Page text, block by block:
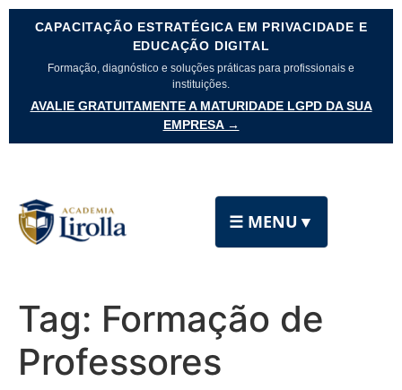
CAPACITAÇÃO ESTRATÉGICA EM PRIVACIDADE E
EDUCAÇÃO DIGITAL
Formação, diagnóstico e soluções práticas para profissionais e
instituições.
AVALIE GRATUITAMENTE A MATURIDADE LGPD DA SUA
EMPRESA →
☰ MENU ▼
Tag: Formação de
Professores